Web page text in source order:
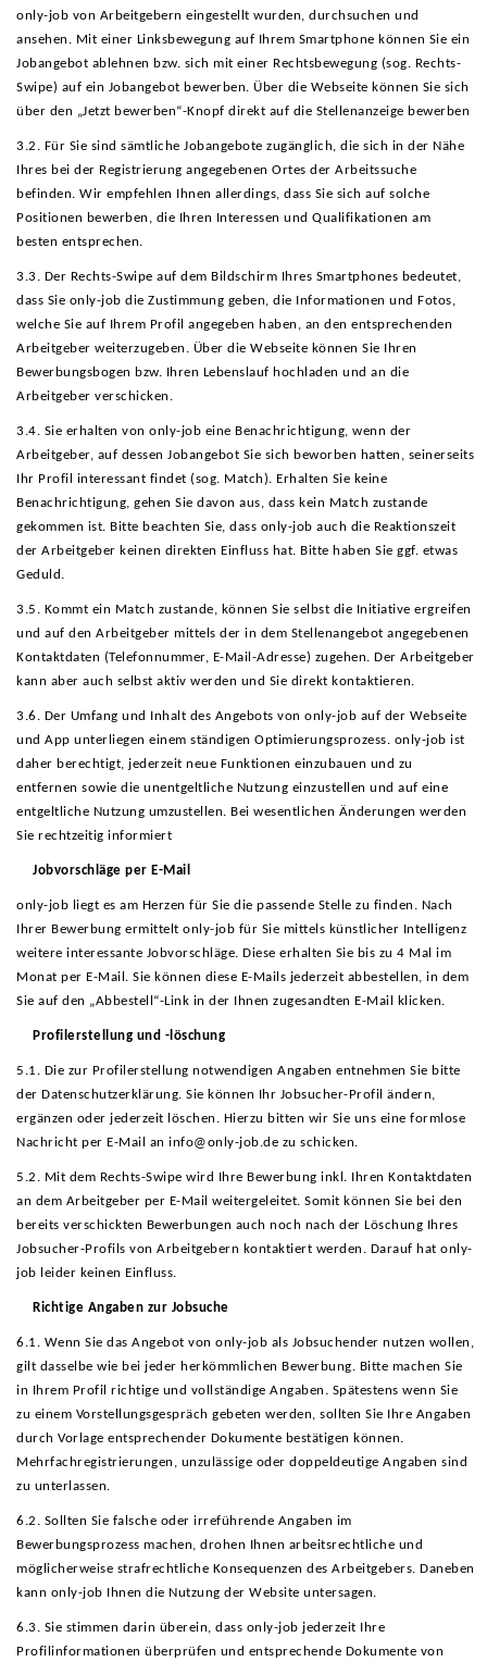
only-job von Arbeitgebern eingestellt wurden, durchsuchen und
ansehen. Mit einer Linksbewegung auf Ihrem Smartphone können Sie ein
Jobangebot ablehnen bzw. sich mit einer Rechtsbewegung (sog. Rechts-
Swipe) auf ein Jobangebot bewerben. Über die Webseite können Sie sich
über den „Jetzt bewerben“-Knopf direkt auf die Stellenanzeige bewerben
3.2. Für Sie sind sämtliche Jobangebote zugänglich, die sich in der Nähe
Ihres bei der Registrierung angegebenen Ortes der Arbeitssuche
befinden. Wir empfehlen Ihnen allerdings, dass Sie sich auf solche
Positionen bewerben, die Ihren Interessen und Qualifikationen am
besten entsprechen.
3.3. Der Rechts-Swipe auf dem Bildschirm Ihres Smartphones bedeutet,
dass Sie only-job die Zustimmung geben, die Informationen und Fotos,
welche Sie auf Ihrem Profil angegeben haben, an den entsprechenden
Arbeitgeber weiterzugeben. Über die Webseite können Sie Ihren
Bewerbungsbogen bzw. Ihren Lebenslauf hochladen und an die
Arbeitgeber verschicken.
3.4. Sie erhalten von only-job eine Benachrichtigung, wenn der
Arbeitgeber, auf dessen Jobangebot Sie sich beworben hatten, seinerseits
Ihr Profil interessant findet (sog. Match). Erhalten Sie keine
Benachrichtigung, gehen Sie davon aus, dass kein Match zustande
gekommen ist. Bitte beachten Sie, dass only-job auch die Reaktionszeit
der Arbeitgeber keinen direkten Einfluss hat. Bitte haben Sie ggf. etwas
Geduld.
3.5. Kommt ein Match zustande, können Sie selbst die Initiative ergreifen
und auf den Arbeitgeber mittels der in dem Stellenangebot angegebenen
Kontaktdaten (Telefonnummer, E-Mail-Adresse) zugehen. Der Arbeitgeber
kann aber auch selbst aktiv werden und Sie direkt kontaktieren.
3.6. Der Umfang und Inhalt des Angebots von only-job auf der Webseite
und App unterliegen einem ständigen Optimierungsprozess. only-job ist
daher berechtigt, jederzeit neue Funktionen einzubauen und zu
entfernen sowie die unentgeltliche Nutzung einzustellen und auf eine
entgeltliche Nutzung umzustellen. Bei wesentlichen Änderungen werden
Sie rechtzeitig informiert
Jobvorschläge per E-Mail
only-job liegt es am Herzen für Sie die passende Stelle zu finden. Nach
Ihrer Bewerbung ermittelt only-job für Sie mittels künstlicher Intelligenz
weitere interessante Jobvorschläge. Diese erhalten Sie bis zu 4 Mal im
Monat per E-Mail. Sie können diese E-Mails jederzeit abbestellen, in dem
Sie auf den „Abbestell“-Link in der Ihnen zugesandten E-Mail klicken.
Profilerstellung und -löschung
5.1. Die zur Profilerstellung notwendigen Angaben entnehmen Sie bitte
der Datenschutzerklärung. Sie können Ihr Jobsucher-Profil ändern,
ergänzen oder jederzeit löschen. Hierzu bitten wir Sie uns eine formlose
Nachricht per E-Mail an info@only-job.de zu schicken.
5.2. Mit dem Rechts-Swipe wird Ihre Bewerbung inkl. Ihren Kontaktdaten
an dem Arbeitgeber per E-Mail weitergeleitet. Somit können Sie bei den
bereits verschickten Bewerbungen auch noch nach der Löschung Ihres
Jobsucher-Profils von Arbeitgebern kontaktiert werden. Darauf hat only-
job leider keinen Einfluss.
Richtige Angaben zur Jobsuche
6.1. Wenn Sie das Angebot von only-job als Jobsuchender nutzen wollen,
gilt dasselbe wie bei jeder herkömmlichen Bewerbung. Bitte machen Sie
in Ihrem Profil richtige und vollständige Angaben. Spätestens wenn Sie
zu einem Vorstellungsgespräch gebeten werden, sollten Sie Ihre Angaben
durch Vorlage entsprechender Dokumente bestätigen können.
Mehrfachregistrierungen, unzulässige oder doppeldeutige Angaben sind
zu unterlassen.
6.2. Sollten Sie falsche oder irreführende Angaben im
Bewerbungsprozess machen, drohen Ihnen arbeitsrechtliche und
möglicherweise strafrechtliche Konsequenzen des Arbeitgebers. Daneben
kann only-job Ihnen die Nutzung der Website untersagen.
6.3. Sie stimmen darin überein, dass only-job jederzeit Ihre
Profilinformationen überprüfen und entsprechende Dokumente von